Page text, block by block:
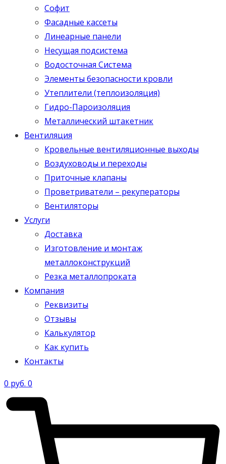
Софит
Фасадные кассеты
Линеарные панели
Несущая подсистема
Водосточная Система
Элементы безопасности кровли
Утеплители (теплоизоляция)
Гидро-Пароизоляция
Металлический штакетник
Вентиляция
Кровельные вентиляционные выходы
Воздуховоды и переходы
Приточные клапаны
Проветриватели – рекуператоры
Вентиляторы
Услуги
Доставка
Изготовление и монтаж
металлоконструкций
Резка металлопроката
Компания
Реквизиты
Отзывы
Калькулятор
Как купить
Контакты
0 руб. 0